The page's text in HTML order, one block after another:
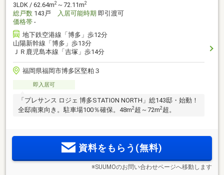
3LDK / 62.64m2 ～72.11m2
総戸数 143戸 入居可能時期 即引渡可
価格帯 -
地下鉄空港線「博多」歩12分
山陽新幹線「博多」歩13分
ＪＲ鹿児島本線「吉塚」歩14分
福岡県福岡市博多区堅粕３
即入居可
「プレサンス ロジェ 博多STATION NORTH」総143邸・始動！
全邸南東向き。駐車場100％確保。48m2 超～72m2 超。
資料をもらう(無料)
※SUUMOのお問い合わせページへ移動します